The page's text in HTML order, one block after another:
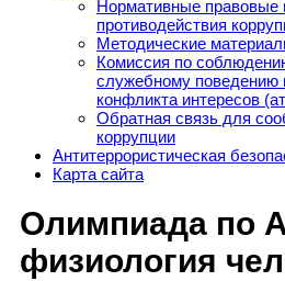
Нормативные
противодействия
Методические
Комиссия по
служебному поведению
конфликта интересов
Обратная связь для
коррупции
Антитеррористическая
Карта сайта
Олимпиада по
физиология